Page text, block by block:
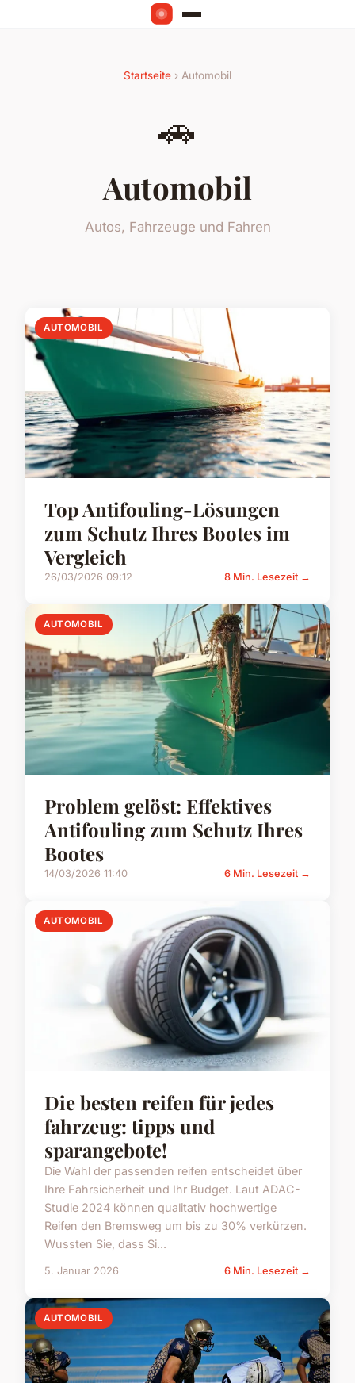
Startseite › Automobil
🚗
Automobil
Autos, Fahrzeuge und Fahren
AUTOMOBIL
Top Antifouling-Lösungen
zum Schutz Ihres Bootes im
Vergleich
26/03/2026 09:12 8 Min. Lesezeit →
AUTOMOBIL
Problem gelöst: Effektives
Antifouling zum Schutz Ihres
Bootes
14/03/2026 11:40 6 Min. Lesezeit →
AUTOMOBIL
Die besten reifen für jedes
fahrzeug: tipps und
sparangebote!
Die Wahl der passenden reifen entscheidet über
Ihre Fahrsicherheit und Ihr Budget. Laut ADAC-
Studie 2024 können qualitativ hochwertige
Reifen den Bremsweg um bis zu 30% verkürzen.
Wussten Sie, dass Si...
5. Januar 2026 6 Min. Lesezeit →
AUTOMOBIL